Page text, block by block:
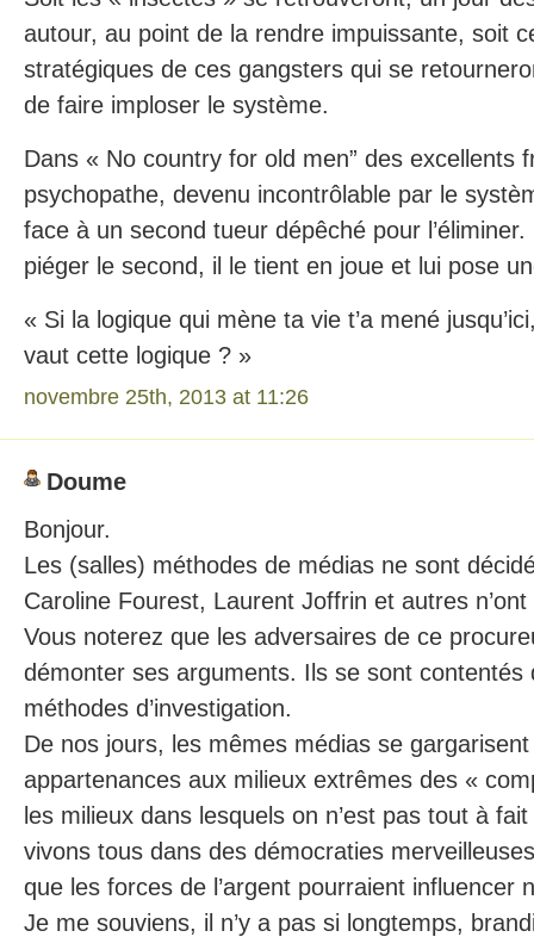
autour, au point de la rendre impuissante, soit
stratégiques de ces gangsters qui se
de faire imploser le système.
Dans « No country for old men” des excellents
psychopathe, devenu incontrôlable par le
face à un second tueur dépêché pour
piéger le second, il le tient en joue et lui pose
« Si la logique qui mène ta vie t’a mené
vaut cette logique ? »
novembre 25th, 2013 at 11:26
Doume
Bonjour.
Les (salles) méthodes de médias ne sont
Caroline Fourest, Laurent Joffrin et autres
Vous noterez que les adversaires de ce
démonter ses arguments. Ils se sont contentés
méthodes d’investigation.
De nos jours, les mêmes médias se
appartenances aux milieux extrêmes des «
les milieux dans lesquels on n’est pas tout à
vivons tous dans des démocraties
que les forces de l’argent pourraient influencer
Je me souviens, il n’y a pas si longtemps,